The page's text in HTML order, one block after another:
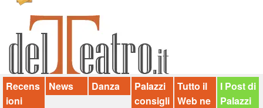
Chi siamo
Contatti
dT in English
Recens
ioni
News Danza
Palazzi
consigli
Tutto il
Web ne
I Post di
Palazzi